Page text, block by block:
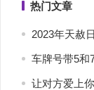
热门文章
2023年天赦
车牌号带5和
让对方爱上